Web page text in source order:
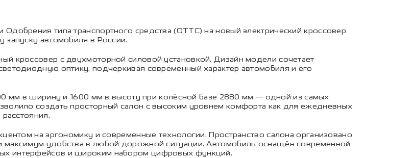
типа транспортного средства (ОТТС) на новый электрический кроссовер
запуску автомобиля в России.
кроссовер с двухмоторной силовой установкой. Дизайн модели сочетает
оптику, подчёркивая современный характер автомобиля и его
мм в ширину и 1600 мм в высоту при колёсной базе 2880 мм — одной из самых
создать просторный салон с высоким уровнем комфорта как для ежедневных
на эргономику и современные технологии. Пространство салона организовано
удобства в любой дорожной ситуации. Автомобиль оснащён современной
интерфейсов и широким набором цифровых функций.